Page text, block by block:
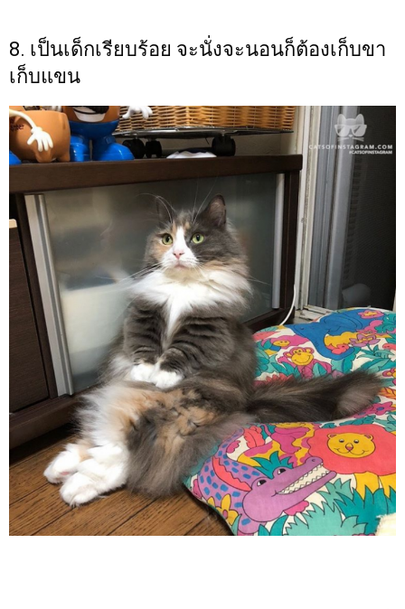
8. เป็นเด็กเรียบร้อย จะนั่งจะนอนก็ต้องเก็บขา
เก็บแขน